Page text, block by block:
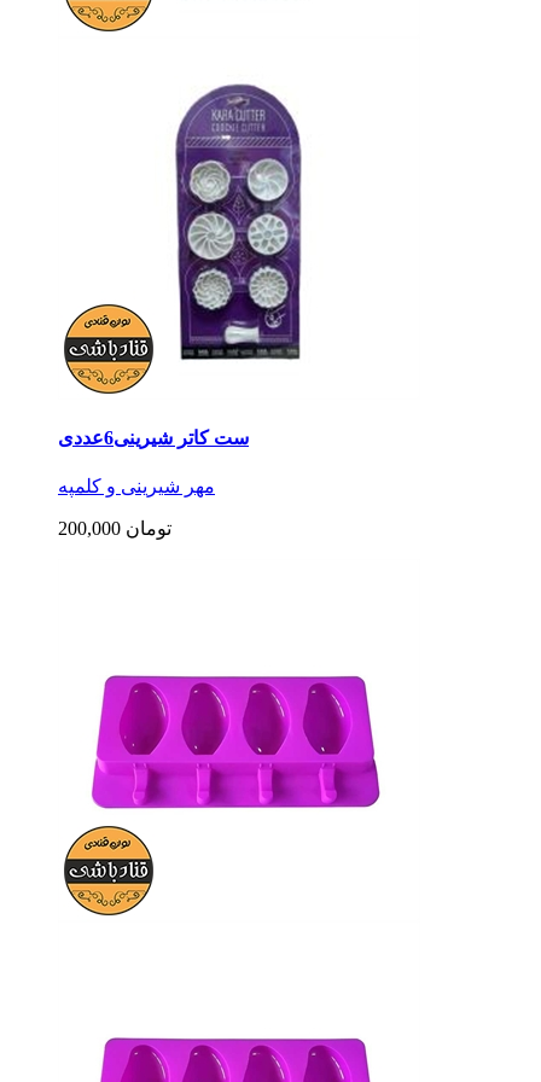
ست کاتر شیرینی6عددی
مهر شیرینی و کلمپه
200,000 تومان